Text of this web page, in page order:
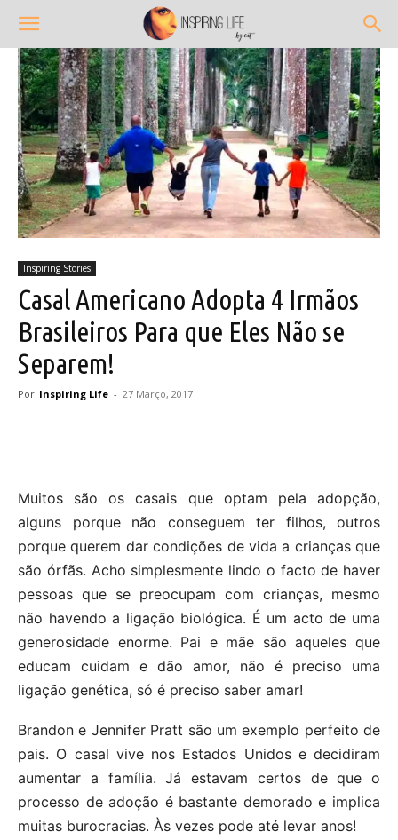
Inspiring Stories
Casal Americano Adopta 4 Irmãos
Brasileiros Para que Eles Não se
Separem!
Por Inspiring Life - 27 Março, 2017
Muitos são os casais que optam pela adopção,
alguns porque não conseguem ter filhos, outros
porque querem dar condições de vida a crianças que
são órfãs. Acho simplesmente lindo o facto de haver
pessoas que se preocupam com crianças, mesmo
não havendo a ligação biológica. É um acto de uma
generosidade enorme. Pai e mãe são aqueles que
educam cuidam e dão amor, não é preciso uma
ligação genética, só é preciso saber amar!
Brandon e Jennifer Pratt são um exemplo perfeito de
pais. O casal vive nos Estados Unidos e decidiram
aumentar a família. Já estavam certos de que o
processo de adoção é bastante demorado e implica
muitas burocracias. Às vezes pode até levar anos!